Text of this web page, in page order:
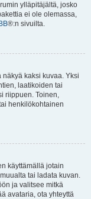
ylläpitäjältä, josko
ei ole olemassa,
®:n sivuilta.
kaksi kuvaa. Yksi
laatikoiden tai
riippuen. Toinen,
henkilökohtainen
käyttämällä jotain
tai ladata kuvan.
ja valitsee mitkä
avataria, ota yhteyttä